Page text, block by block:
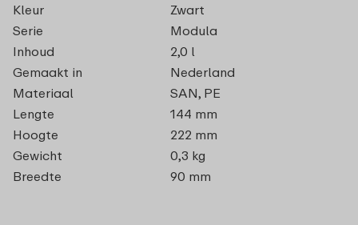
Kleur
Zwart
Serie
Modula
Inhoud
2,0 l
Gemaakt in
Nederland
Materiaal
SAN, PE
Lengte
144 mm
Hoogte
222 mm
Gewicht
0,3 kg
Breedte
90 mm